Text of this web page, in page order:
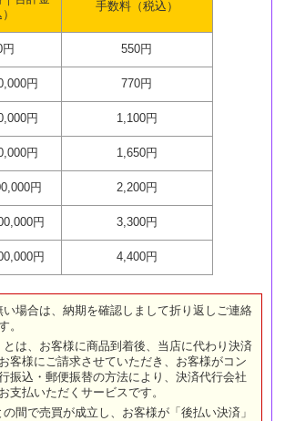
手数料（税込）
550円
円 770円
円 1,100円
円 1,650円
円 2,200円
円 3,300円
円 4,400円
い場合は、納期を確認しまして折り返しご連絡
。
とは、お客様に商品到着後、当店に代わり決済
客様にご請求させていただき、お客様がコン
振込・郵便振替の方法により、決済代行会社
支払いただくサービスです。
間で売買が成立し、お客様が「後払い決済」